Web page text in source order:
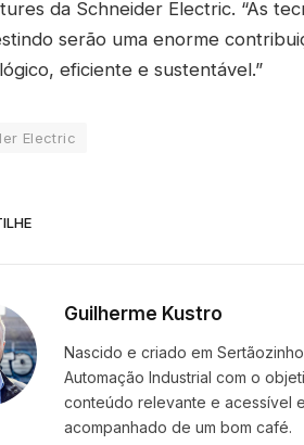
da Schneider Electric. “As
serão uma enorme
eficiente e sustentável.”
Electric
Guilherme Kustro
Nascido e criado em
Automação Industrial com o
conteúdo relevante e acessível
acompanhado de um bom café.